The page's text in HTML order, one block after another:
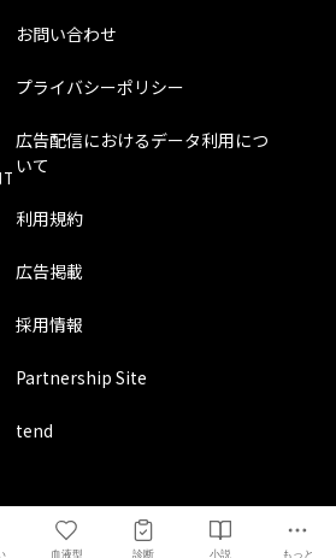
お問い合わせ
プライバシーポリシー
広告配信におけるデータ利用につ
いて
利用規約
広告掲載
採用情報
Partnership Site
tend
Mode Media Japan Corporation
血液型 診断 小説 もっと